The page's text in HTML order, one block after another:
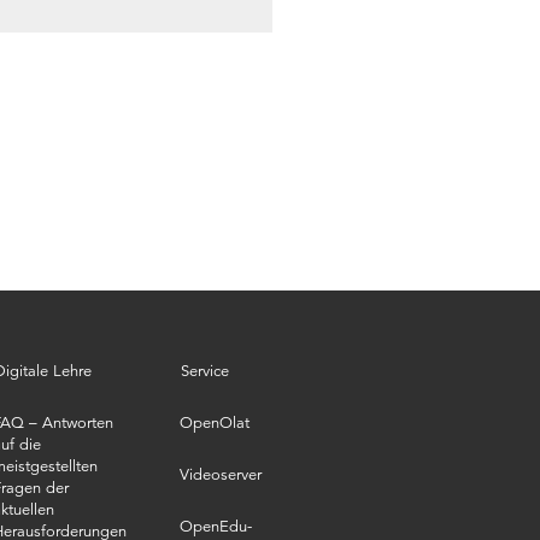
Lehre
– Antworten
die
der
Service
OpenOlat
Videoserver
OpenEdu-